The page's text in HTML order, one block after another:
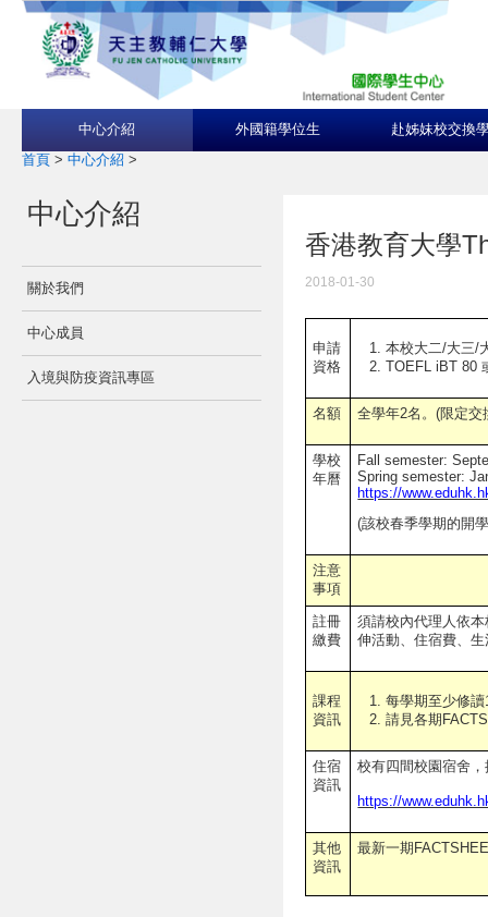
中心介紹 外國籍學位生 赴姊妹校交換
首頁 > 中心介紹 >
中心介紹
關於我們
中心成員
入境與防疫資訊專區
香港教育大學
2018-01-30
申請
資格
本校大二/大三/
TOEFL iBT 80
名額 全學年2名。(限定交
學校
年曆
Fall semester:
Spring semester:
https://
(該校春季學期的開
注意
事項
註冊
繳費
須請校內代理人依
伸活動、住宿費、
課程
資訊
每學期至少修
請見各期
住宿
資訊
校有四間校園宿舍
https://
其他
資訊
最新一期